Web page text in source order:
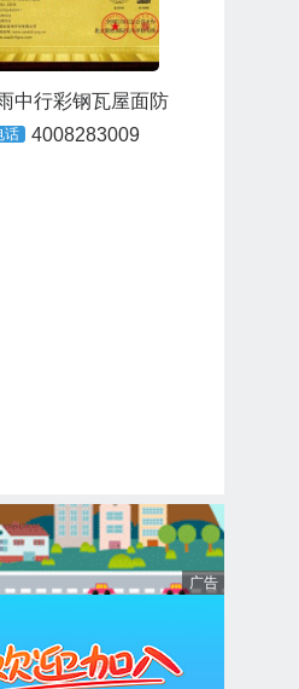
中行彩钢瓦屋面防
话 4008283009